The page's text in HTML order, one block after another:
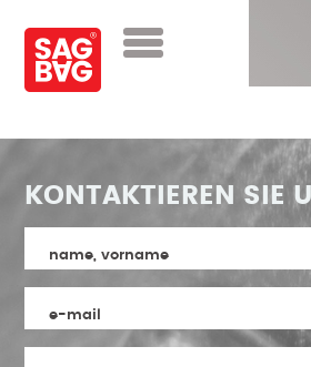
KONTAKTIEREN SIE
name, vorname
e-mail